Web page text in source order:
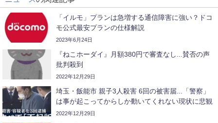
「イルモ」プランは急増する通信障害に強い？ドコ
モ公式最安プランの仕様解説
2023年6月24日
『ねこホーダイ』月額380円で審査なし...賛否の声
批判殺到
2022年12月29日
埼玉・飯能市 親子3人殺害 6回の被害届...「警察」
は事が起こってからしか動いてくれない現状に悲観
2022年12月29日